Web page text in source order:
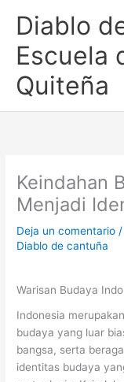
Diablo
Escuela
Quiteña
Keindahan
Menjadi
Deja un comentario /
Diablo de cantuña
Warisan Budaya
Indonesia
budaya yang luar
bangsa, serta
identitas budaya